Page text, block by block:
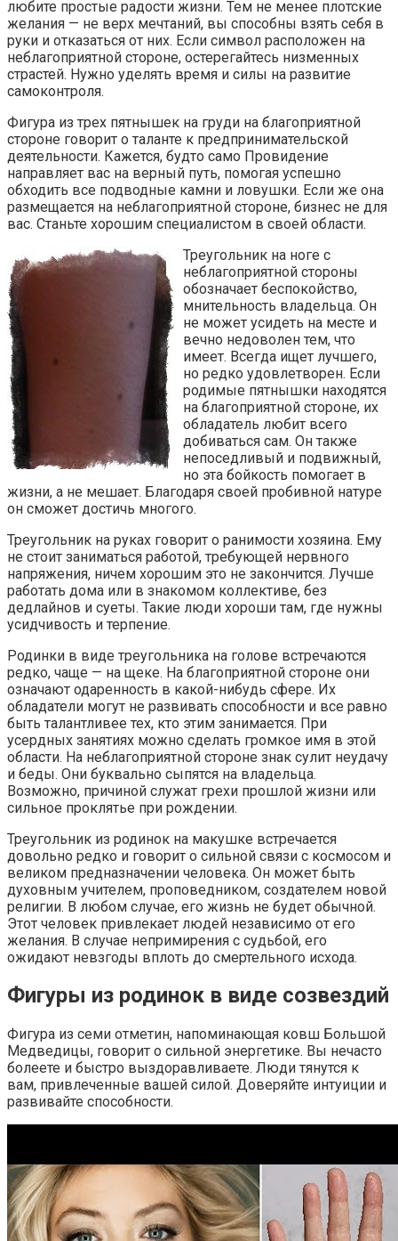
любите простые радости жизни. Тем не менее плотские
желания — не верх мечтаний, вы способны взять себя в
руки и отказаться от них. Если символ расположен на
неблагоприятной стороне, остерегайтесь низменных
страстей. Нужно уделять время и силы на развитие
самоконтроля.
Фигура из трех пятнышек на груди на благоприятной
стороне говорит о таланте к предпринимательской
деятельности. Кажется, будто само Провидение
направляет вас на верный путь, помогая успешно
обходить все подводные камни и ловушки. Если же она
размещается на неблагоприятной стороне, бизнес не для
вас. Станьте хорошим специалистом в своей области.
Треугольник на ноге с
неблагоприятной стороны
обозначает беспокойство,
мнительность владельца. Он
не может усидеть на месте и
вечно недоволен тем, что
имеет. Всегда ищет лучшего,
но редко удовлетворен. Если
родимые пятнышки находятся
на благоприятной стороне, их
обладатель любит всего
добиваться сам. Он также
непоседливый и подвижный,
но эта бойкость помогает в
жизни, а не мешает. Благодаря своей пробивной натуре
он сможет достичь многого.
Треугольник на руках говорит о ранимости хозяина. Ему
не стоит заниматься работой, требующей нервного
напряжения, ничем хорошим это не закончится. Лучше
работать дома или в знакомом коллективе, без
дедлайнов и суеты. Такие люди хороши там, где нужны
усидчивость и терпение.
Родинки в виде треугольника на голове встречаются
редко, чаще — на щеке. На благоприятной стороне они
означают одаренность в какой-нибудь сфере. Их
обладатели могут не развивать способности и все равно
быть талантливее тех, кто этим занимается. При
усердных занятиях можно сделать громкое имя в этой
области. На неблагоприятной стороне знак сулит неудачу
и беды. Они буквально сыпятся на владельца.
Возможно, причиной служат грехи прошлой жизни или
сильное проклятье при рождении.
Треугольник из родинок на макушке встречается
довольно редко и говорит о сильной связи с космосом и
великом предназначении человека. Он может быть
духовным учителем, проповедником, создателем новой
религии. В любом случае, его жизнь не будет обычной.
Этот человек привлекает людей независимо от его
желания. В случае непримирения с судьбой, его
ожидают невзгоды вплоть до смертельного исхода.
Фигуры из родинок в виде созвездий
Фигура из семи отметин, напоминающая ковш Большой
Медведицы, говорит о сильной энергетике. Вы нечасто
болеете и быстро выздоравливаете. Люди тянутся к
вам, привлеченные вашей силой. Доверяйте интуиции и
развивайте способности.